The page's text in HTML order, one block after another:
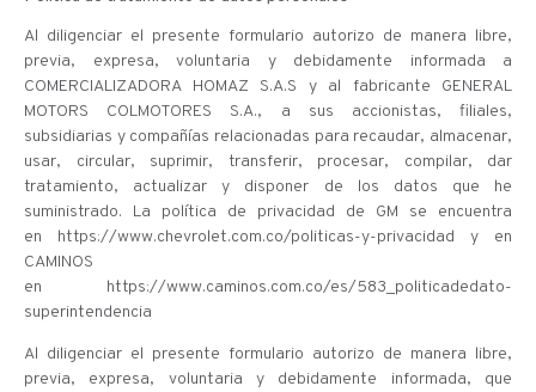
Al diligenciar el presente formulario autorizo de manera libre,
previa, expresa, voluntaria y debidamente informada a
COMERCIALIZADORA HOMAZ S.A.S y al fabricante GENERAL
MOTORS COLMOTORES S.A., a sus accionistas, filiales,
subsidiarias y compañías relacionadas para recaudar, almacenar,
usar, circular, suprimir, transferir, procesar, compilar, dar
tratamiento, actualizar y disponer de los datos que he
suministrado. La política de privacidad de GM se encuentra
en https://www.chevrolet.com.co/politicas-y-privacidad y en
CAMINOS
en https://www.caminos.com.co/es/583_politicadedato-
superintendencia
Al diligenciar el presente formulario autorizo de manera libre,
previa, expresa, voluntaria y debidamente informada, que